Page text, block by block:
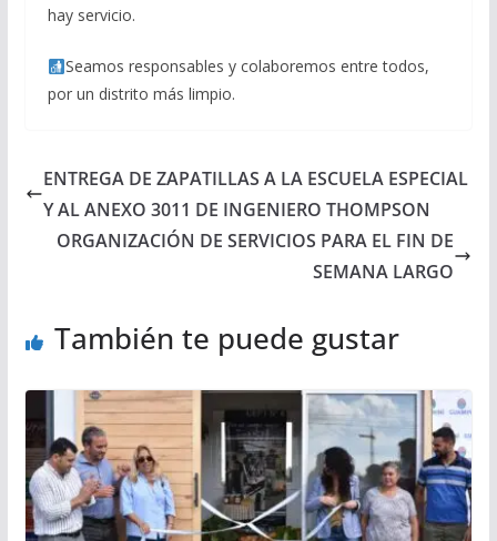
hay servicio.
Seamos responsables y colaboremos entre todos,
por un distrito más limpio.
ENTREGA DE ZAPATILLAS A LA ESCUELA ESPECIAL
Y AL ANEXO 3011 DE INGENIERO THOMPSON
ORGANIZACIÓN DE SERVICIOS PARA EL FIN DE
SEMANA LARGO
También te puede gustar